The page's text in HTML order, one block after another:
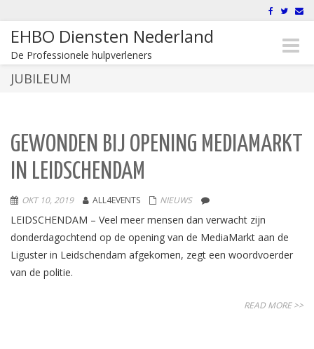
EHBO Diensten Nederland
De Professionele hulpverleners
Toggle
JUBILEUM
GEWONDEN BIJ OPENING MEDIAMARKT
IN LEIDSCHENDAM
OKT 10, 2019 ALL4EVENTS NIEUWS
LEIDSCHENDAM – Veel meer mensen dan verwacht zijn
donderdagochtend op de opening van de MediaMarkt aan de
Liguster in Leidschendam afgekomen, zegt een woordvoerder
van de politie.
READ MORE >>